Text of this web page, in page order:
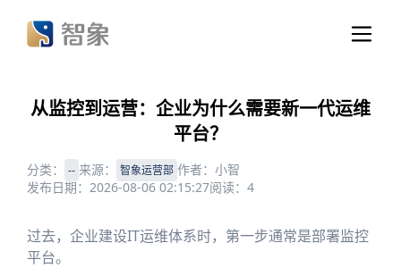
从监控到运营：企业为什么需要新一代运维
平台？
分类： -- 来源： 智象运营部 作者： 小智
发布日期： 2026-08-06 02:15:27阅读： 4
过去，企业建设IT运维体系时，第一步通常是部署监控
平台。